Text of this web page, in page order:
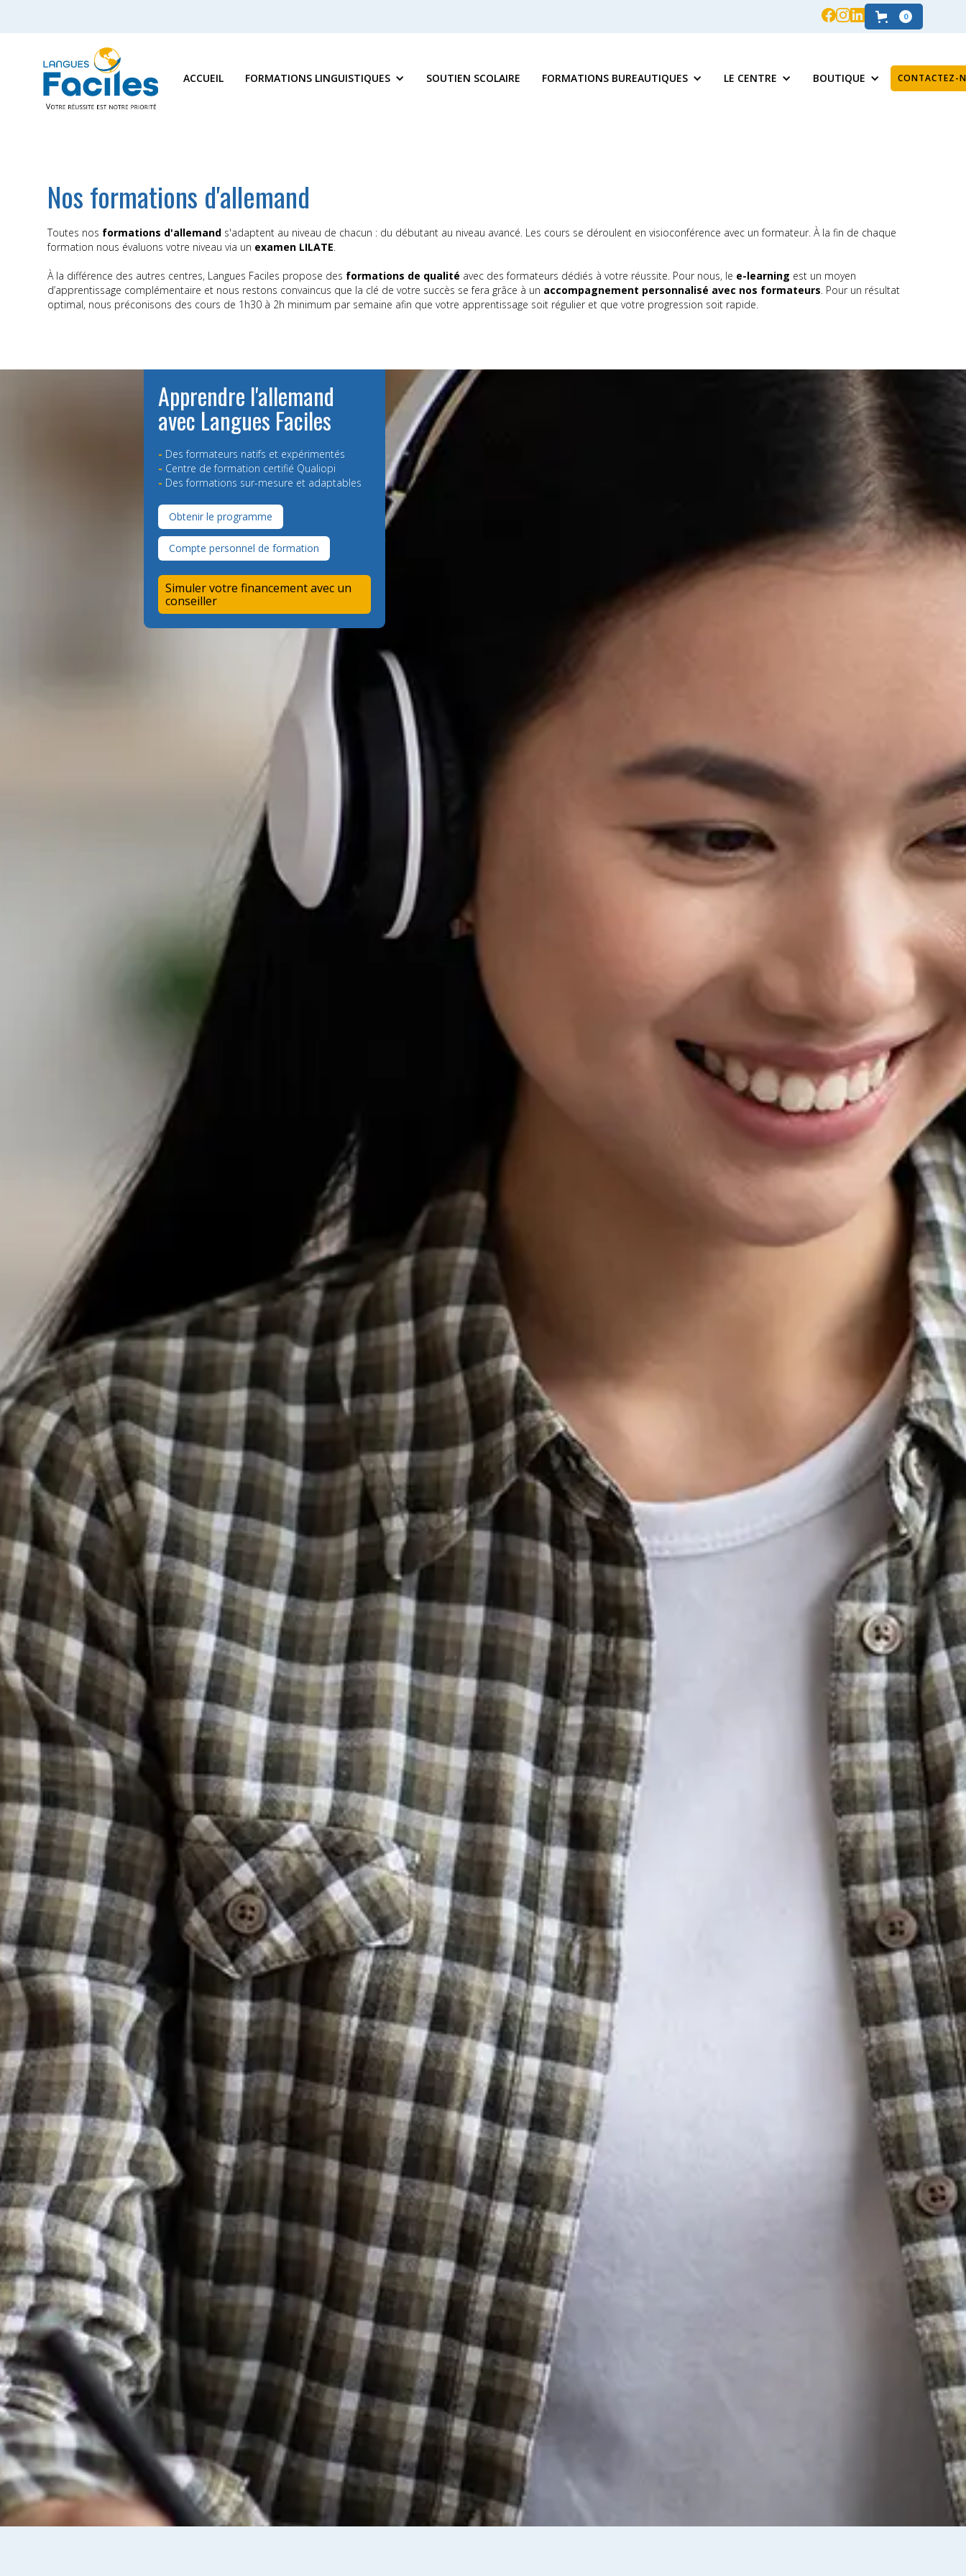
0
ACCUEIL FORMATIONS LINGUISTIQUES SOUTIEN SCOLAIRE FORMATIONS BUREAUTIQUES LE CENTRE BOUTIQUE CONTACTEZ-
Nos formations d'allemand
Toutes nos formations d'allemand s'adaptent au niveau de chacun : du débutant au niveau avancé. Les cours se déroulent en visioconférence avec un formateur. À la fin de chaque
formation nous évaluons votre niveau via un examen LILATE.
À la différence des autres centres, Langues Faciles propose des formations de qualité avec des formateurs dédiés à votre réussite. Pour nous, le e-learning est un moyen
d’apprentissage complémentaire et nous restons convaincus que la clé de votre succès se fera grâce à un accompagnement personnalisé avec nos formateurs. Pour un résultat
optimal, nous préconisons des cours de 1h30 à 2h minimum par semaine afin que votre apprentissage soit régulier et que votre progression soit rapide.
Apprendre l'allemand
avec Langues Faciles
- Des formateurs natifs et expérimentés
- Centre de formation certifié Qualiopi
- Des formations sur-mesure et adaptables
Obtenir le programme
Compte personnel de formation
Simuler votre financement avec un
conseiller